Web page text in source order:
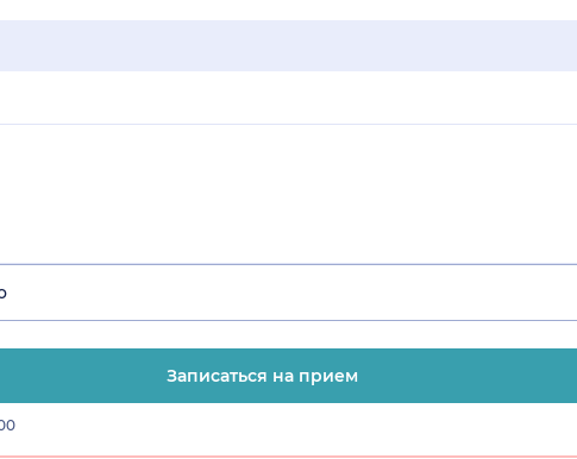
Записаться на прием